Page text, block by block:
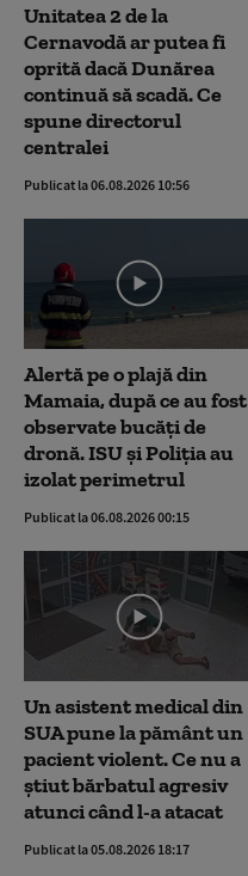
Unitatea 2 de la
Cernavodă ar putea fi
oprită dacă Dunărea
continuă să scadă. Ce
spune directorul
centralei
Publicat la 06.08.2026 10:56
Alertă pe o plajă din
Mamaia, după ce au fost
observate bucăți de
dronă. ISU și Poliția au
izolat perimetrul
Publicat la 06.08.2026 00:15
Un asistent medical din
SUA pune la pământ un
pacient violent. Ce nu a
știut bărbatul agresiv
atunci când l-a atacat
Publicat la 05.08.2026 18:17